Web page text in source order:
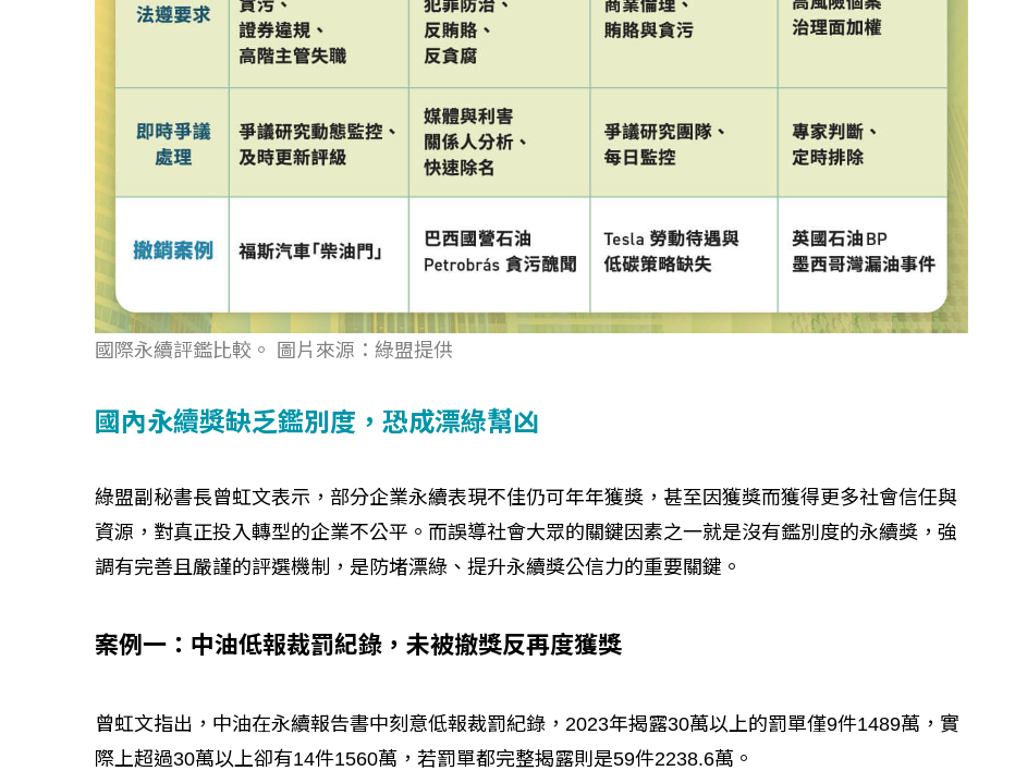
國際永續評鑑比較。 圖片來源：綠盟提供
國內永續獎缺乏鑑別度，恐成漂綠幫凶
綠盟副秘書長曾虹文表示，部分企業永續表現不佳仍可年年獲獎，甚至因獲獎而獲得更多社會信任與
資源，對真正投入轉型的企業不公平。而誤導社會大眾的關鍵因素之一就是沒有鑑別度的永續獎，強
調有完善且嚴謹的評選機制，是防堵漂綠、提升永續獎公信力的重要關鍵。
案例一：中油低報裁罰紀錄，未被撤獎反再度獲獎
曾虹文指出，中油在永續報告書中刻意低報裁罰紀錄，2023年揭露30萬以上的罰單僅9件1489萬，實
際上超過30萬以上卻有14件1560萬，若罰單都完整揭露則是59件2238.6萬。
如何守護每個生命的轉折點？ 醫務社 【故事精華】從黑暗到光明 見證醫務